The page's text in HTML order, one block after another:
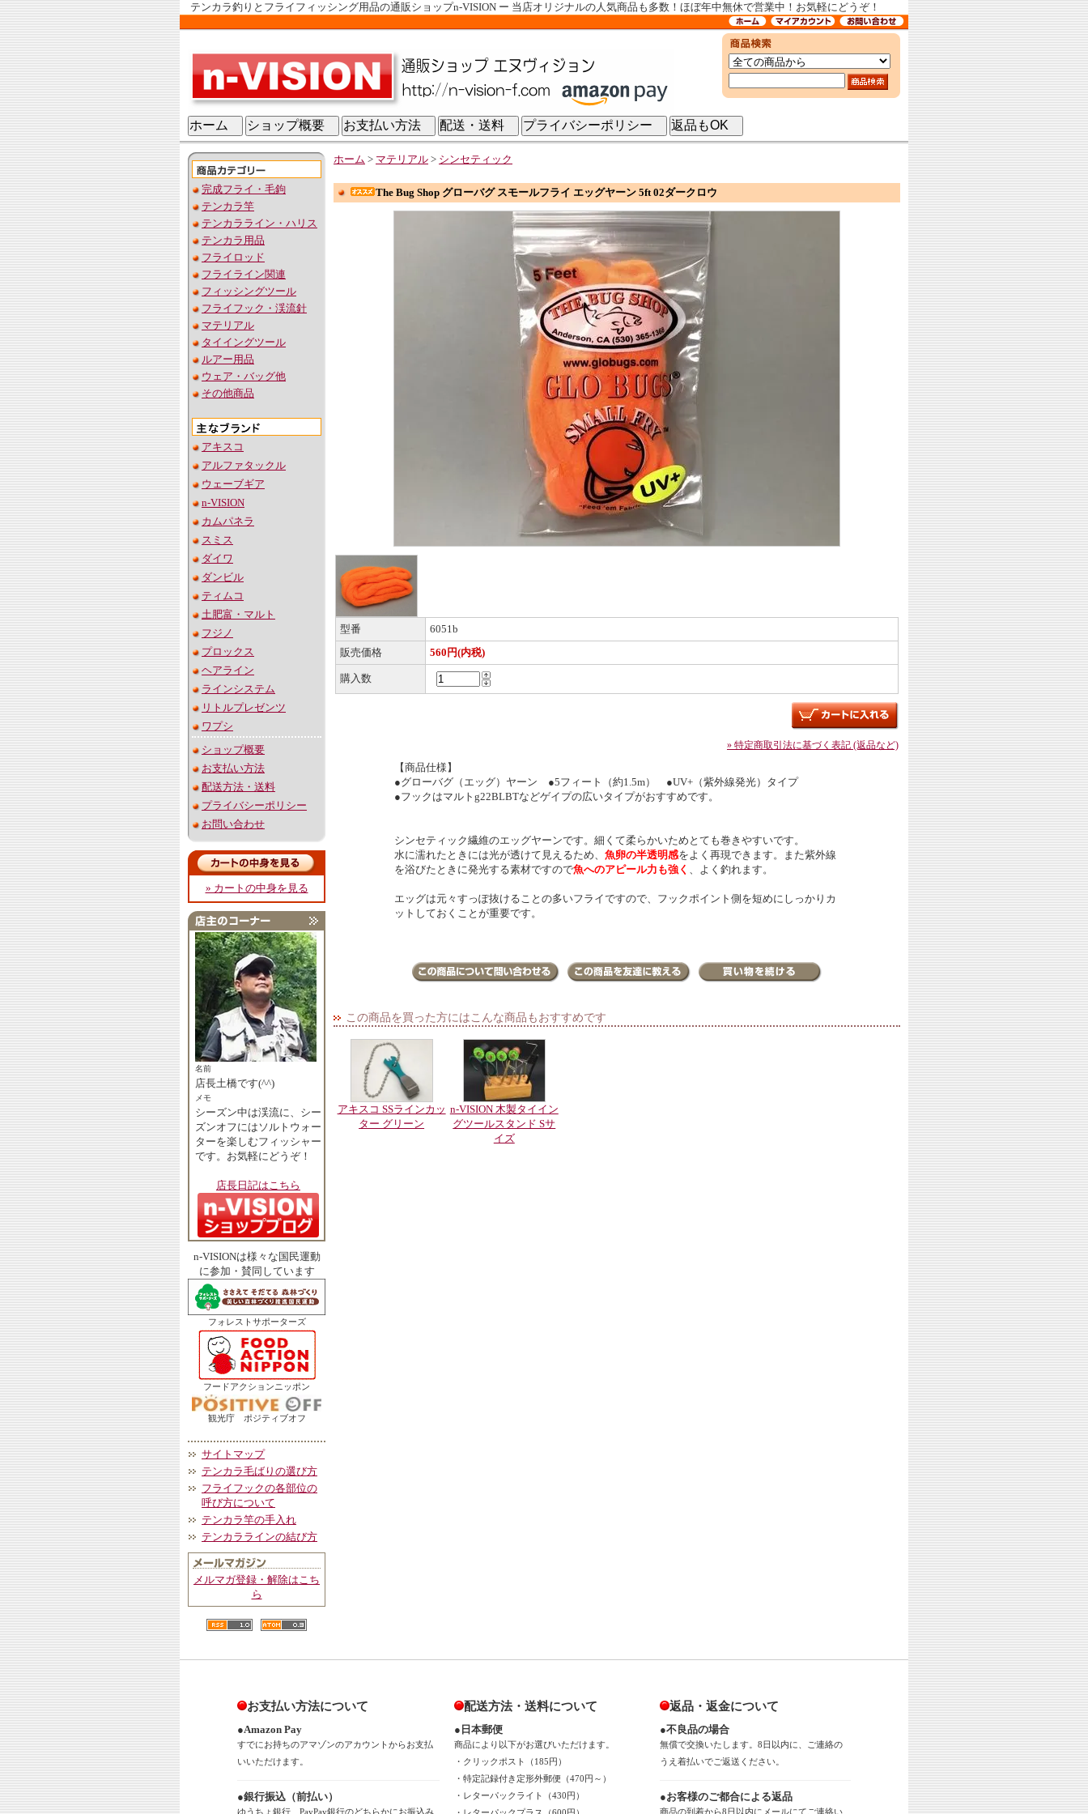
テンカラ釣りとフライフィッシング用品の通販ショップn-VISION ー 当店オリジナルの人気商品も多数！ほぼ年中無休で営業中！お気軽にどうぞ！
ホーム ショップ概要 お支払い方法 配送・送料 プライバシーポリシー 返品もOK
完成フライ・毛鉤
テンカラ竿
テンカラライン・ハリス
テンカラ用品
フライロッド
フライライン関連
フィッシングツール
フライフック・渓流針
マテリアル
タイイングツール
ルアー用品
ウェア・バッグ他
その他商品
アキスコ
アルファタックル
ウェーブギア
n-VISION
カムパネラ
スミス
ダイワ
ダンビル
ティムコ
土肥富・マルト
フジノ
プロックス
ヘアライン
ラインシステム
リトルプレゼンツ
ワプシ
ショップ概要
お支払い方法
配送方法・送料
プライバシーポリシー
お問い合わせ
» カートの中身を見る
名前
店長土橋です(^^)
メモ
シーズン中は渓流に、シー
ズンオフにはソルトウォー
ターを楽しむフィッシャー
です。お気軽にどうぞ！
店長日記はこちら
n-VISIONは様々な国民運動
に参加・賛同しています
フォレストサポーターズ
フードアクションニッポン
観光庁 ポジティブオフ
サイトマップ
テンカラ毛ばりの選び方
フライフックの各部位の
呼び方について
テンカラ竿の手入れ
テンカララインの結び方
メルマガ登録・解除はこち
ら
ホーム > マテリアル > シンセティック
The Bug Shop グローバグ スモールフライ エッグヤーン 5ft 02ダークロウ
型番 6051b
販売価格 560円(内税)
購入数
» 特定商取引法に基づく表記 (返品など)
【商品仕様】
●グローバグ（エッグ）ヤーン ●5フィート（約1.5m） ●UV+（紫外線発光）タイプ
●フックはマルトg22BLBTなどゲイプの広いタイプがおすすめです。
シンセティック繊維のエッグヤーンです。細くて柔らかいためとても巻きやすいです。
水に濡れたときには光が透けて見えるため、 魚卵の半透明感をよく再現できます。また紫外線
を浴びたときに発光する素材ですので魚へのアピール力も強く 、よく釣れます。
エッグは元々すっぽ抜けることの多いフライですので、フックポイント側を短めにしっかりカ
ットしておくことが重要です。
この商品を買った方にはこんな商品もおすすめです
アキスコ SSラインカッ
ター グリーン
n-VISION 木製タイイン
グツールスタンド Sサ
イズ
お支払い方法について
●Amazon Pay
すでにお持ちのアマゾンのアカウントからお支払
いいただけます。
●銀行振込（前払い）
ゆうちょ銀行、PayPay銀行のどちらかにお振込み
配送方法・送料について
●日本郵便
商品により以下がお選びいただけます。
・クリックポスト（185円）
・特定記録付き定形外郵便（470円～）
・レターパックライト（430円）
返品・返金について
●不良品の場合
無償で交換いたします。8日以内に、ご連絡の
うえ着払いでご返送ください。
●お客様のご都合による返品
商品の到着から8日以内にメールにてご連絡い